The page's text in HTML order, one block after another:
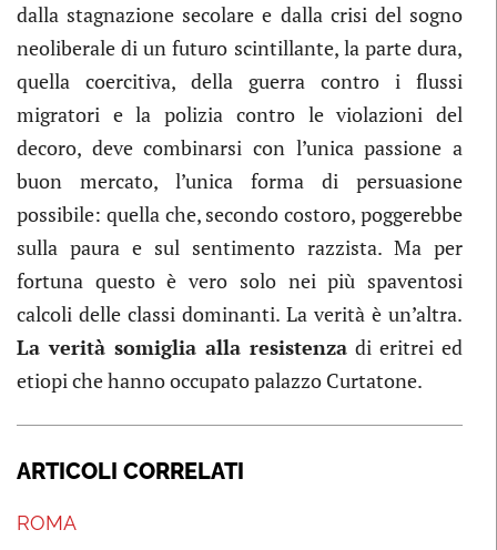
dalla stagnazione secolare e dalla crisi del sogno
neoliberale di un futuro scintillante, la parte dura,
quella coercitiva, della guerra contro i flussi
migratori e la polizia contro le violazioni del
decoro, deve combinarsi con l’unica passione a
buon mercato, l’unica forma di persuasione
possibile: quella che, secondo costoro, poggerebbe
sulla paura e sul sentimento razzista. Ma per
fortuna questo è vero solo nei più spaventosi
calcoli delle classi dominanti. La verità è un’altra.
La verità somiglia alla resistenza di eritrei ed
etiopi che hanno occupato palazzo Curtatone.
ARTICOLI CORRELATI
ROMA